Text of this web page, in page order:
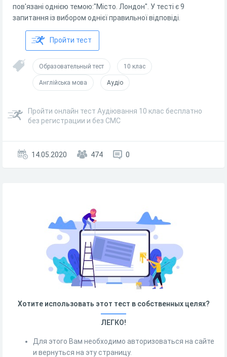
пов'язані однією темою:"Місто. Лондон". У тесті є 9
запитання із вибором однієї правильної відповіді.
Пройти тест
Образовательный тест 10 клас
Англійська мова Аудіо
Пройти онлайн тест Аудіювання 10 клас бесплатно
без регистрации и без СМС
14.05.2020 474 0
Хотите использовать этот тест в собственных целях?
ЛЕГКО!
Для этого Вам необходимо авторизоваться на сайте
и вернуться на эту страницу.